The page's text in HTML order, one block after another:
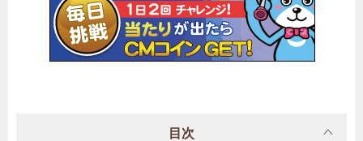
目次